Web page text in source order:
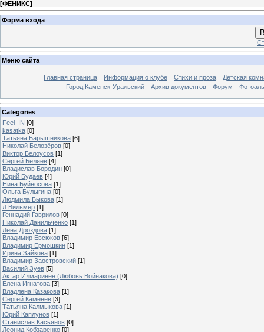
[ФЕНИКС]
Форма входа
Меню сайта
Главная страница Информация о клубе Стихи и проза
Детская
Город Каменск-Уральский
Архив документов Форум
Categories
Feel_IN [0]
kasatka [0]
Татьяна Барышникова [6]
Николай Белозёров [0]
Виктор Белоусов [1]
Сергей Беляев [4]
Владислав Бородин [0]
Юрий Будаев [4]
Нина Буйносова [1]
Ольга Булыгина [0]
Людмила Быкова [1]
Л.Вильмер [1]
Геннадий Гаврилов [0]
Николай Данильченко [1]
Лена Дроздова [1]
Владимир Евсюков [6]
Владимир Ермошкин [1]
Ирина Зайкова [1]
Владимир Заостровский [1]
Василий Зуев [5]
Актар Илмаринен (Любовь Войнакова) [0]
Елена Игнатова [3]
Владлена Казакова [1]
Сергей Каменев [3]
Татьяна Калмыкова [1]
Юрий Каплунов [1]
Станислав Касьянов [0]
Леонид Кобзаренко [0]